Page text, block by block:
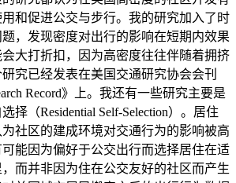
和促进公交与步行。我的研究加入了时
，发现密度对出行的影响在短期内效果
大打折扣，因为高密度往往伴随着拥挤
究已经发表在美国交通研究协会会刊
Record》上。我还有一些研究主要是
择（Residential Self-Selection）。居住
社区的建成环境对交通行为的影响被高
能因为偏好于公交出行而选择居住在适
而并非因为住在公交友好的社区而产生